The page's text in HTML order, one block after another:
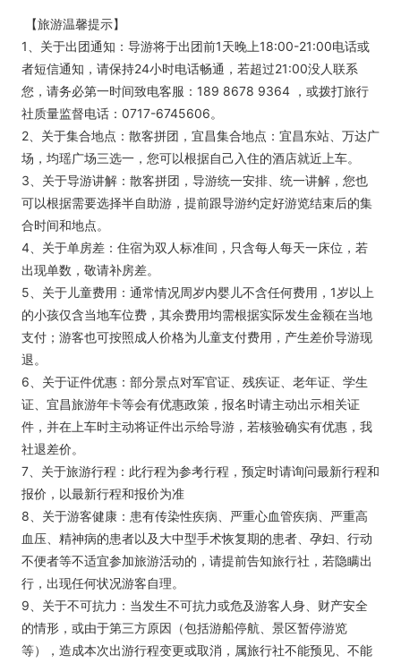
【旅游温馨提示】
1、关于出团通知：导游将于出团前1天晚上18:00-21:00电话或
者短信通知，请保持24小时电话畅通，若超过21:00没人联系
您，请务必第一时间致电客服：189 8678 9364 ，或拨打旅行
社质量监督电话：0717-6745606。
2、关于集合地点：散客拼团，宜昌集合地点：宜昌东站、万达广
场，均瑶广场三选一，您可以根据自己入住的酒店就近上车。
3、关于导游讲解：散客拼团，导游统一安排、统一讲解，您也
可以根据需要选择半自助游，提前跟导游约定好游览结束后的集
合时间和地点。
4、关于单房差：住宿为双人标准间，只含每人每天一床位，若
出现单数，敬请补房差。
5、关于儿童费用：通常情况周岁内婴儿不含任何费用，1岁以上
的小孩仅含当地车位费，其余费用均需根据实际发生金额在当地
支付；游客也可按照成人价格为儿童支付费用，产生差价导游现
退。
6、关于证件优惠：部分景点对军官证、残疾证、老年证、学生
证、宜昌旅游年卡等会有优惠政策，报名时请主动出示相关证
件，并在上车时主动将证件出示给导游，若核验确实有优惠，我
社退差价。
7、关于旅游行程：此行程为参考行程，预定时请询问最新行程和
报价，以最新行程和报价为准
8、关于游客健康：患有传染性疾病、严重心血管疾病、严重高
血压、精神病的患者以及大中型手术恢复期的患者、孕妇、行动
不便者等不适宜参加旅游活动的，请提前告知旅行社，若隐瞒出
行，出现任何状况游客自理。
9、关于不可抗力：当发生不可抗力或危及游客人身、财产安全
的情形，或由于第三方原因（包括游船停航、景区暂停游览
等），造成本次出游行程变更或取消，属旅行社不能预见、不能